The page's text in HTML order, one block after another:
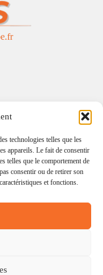
technologies telles que les
appareils. Le fait de consentir
telles que le comportement de
consentir ou de retirer son
et fonctions.